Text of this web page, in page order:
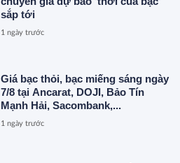
sắp tới
1 ngày trước
Giá bạc thỏi, bạc miếng sáng ngày
7/8 tại Ancarat, DOJI, Bảo Tín
Mạnh Hải, Sacombank,...
1 ngày trước